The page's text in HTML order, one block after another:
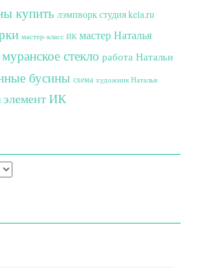
купить лэмпворк студия kela.ru
мастер-класс ИК мастер Наталья
муранское стекло работа Натальи
бусины схема художник Наталья
элемент ИК